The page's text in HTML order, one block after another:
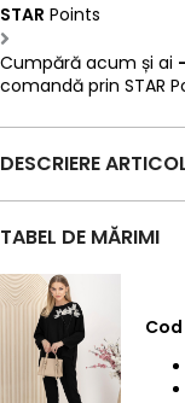
STAR Points
Cumpără acum și ai
comandă prin STAR
DESCRIERE
TABEL DE MĂRIMI